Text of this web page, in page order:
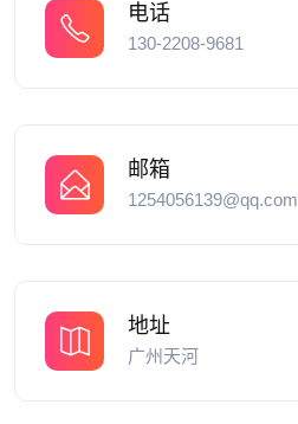
电话
130-2208-9681
邮箱
1254056139@qq.com
地址
广州天河